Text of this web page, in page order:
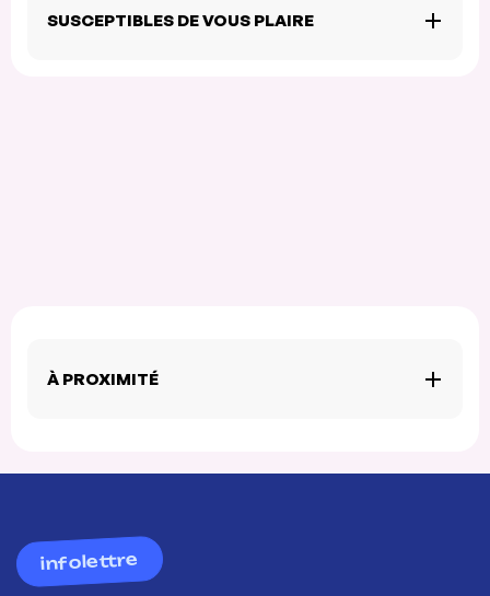
SUSCEPTIBLES DE VOUS PLAIRE
À PROXIMITÉ
infolettre